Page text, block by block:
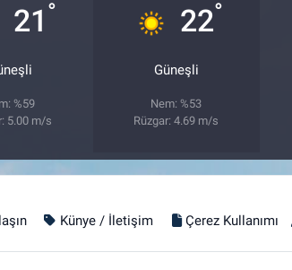
21 °
%59
5.00 m/s
22°
Güneşli
Nem: %53
Rüzgar: 4.69 m/s
Künye / İletişim Çerez Kullanımı